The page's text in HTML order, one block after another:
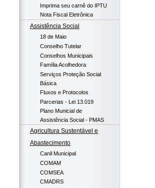
Imprima seu carnê do IPTU
Nota Fiscal Eletrônica
Assistência Social
18 de Maio
Conselho Tutelar
Conselhos Municipais
Família Acolhedora
Serviços Proteção Social
Básica
Fluxos e Protocolos
Parcerias - Lei 13.019
Plano Municial de
Assistência Social - PMAS
Agricultura Sustentável e
Abastecimento
Canil Municipal
COMAM
COMSEA
CMADRS